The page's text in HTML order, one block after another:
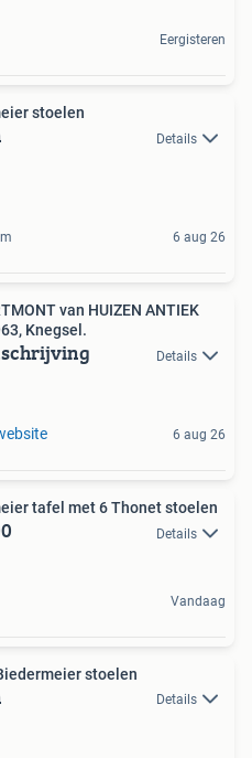
Eergisteren
stoelen
Details
6 aug 26
van HUIZEN ANTIEK
Knegsel.
Details
6 aug 26
tafel met 6 Thonet stoelen
Details
Vandaag
stoelen
Details